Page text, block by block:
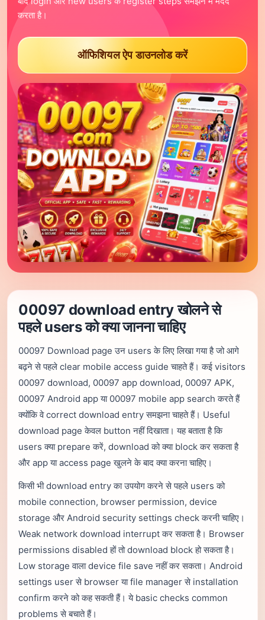
विंगो प्रेडिक्शन एविएटर प्रेडिक्शन
गेम्स
सभी गेम स्लॉट्स
कैसीनो फिशिंग
रम्मी ओरिजिनल
सहायता
वीडियो ट्यूटोरियल प्रमोशन्स
वीआईपी सपोर्ट
सामान्य प्रश्न
Register
प्राइवेसी नियम जिम्मेदार उपयोग डिस्क्लेमर
करता है।
ऑफिशियल ऐप डाउनलोड करें
00097 download entry खोलने से
पहले users को क्या जानना चाहिए
00097 Download page उन users के लिए लिखा गया है जो आगे
बढ़ने से पहले clear mobile access guide चाहते हैं। कई visitors
00097 download, 00097 app download, 00097 APK,
00097 Android app या 00097 mobile app search करते हैं
क्योंकि वे correct download entry समझना चाहते हैं। Useful
download page केवल button नहीं दिखाता। यह बताता है कि
users क्या prepare करें, download को क्या block कर सकता है
और app या access page खुलने के बाद क्या करना चाहिए।
किसी भी download entry का उपयोग करने से पहले users को
mobile connection, browser permission, device
storage और Android security settings check करनी चाहिए।
Weak network download interrupt कर सकता है। Browser
permissions disabled हों तो download block हो सकता है।
Low storage वाला device file save नहीं कर सकता। Android
settings user से browser या file manager से installation
confirm करने को कह सकती हैं। ये basic checks common
problems से बचाते हैं।